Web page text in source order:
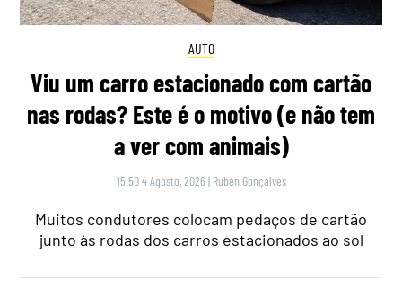
AUTO
Viu um carro estacionado com cartão
nas rodas? Este é o motivo (e não tem
a ver com animais)
15:50 4 Agosto, 2026 | Rubén Gonçalves
Muitos condutores colocam pedaços de cartão
junto às rodas dos carros estacionados ao sol